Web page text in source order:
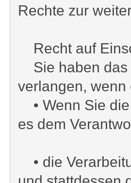
Rechte zur
Recht auf
Sie haben das
verlangen, wenn
• Wenn Sie
es dem
• die